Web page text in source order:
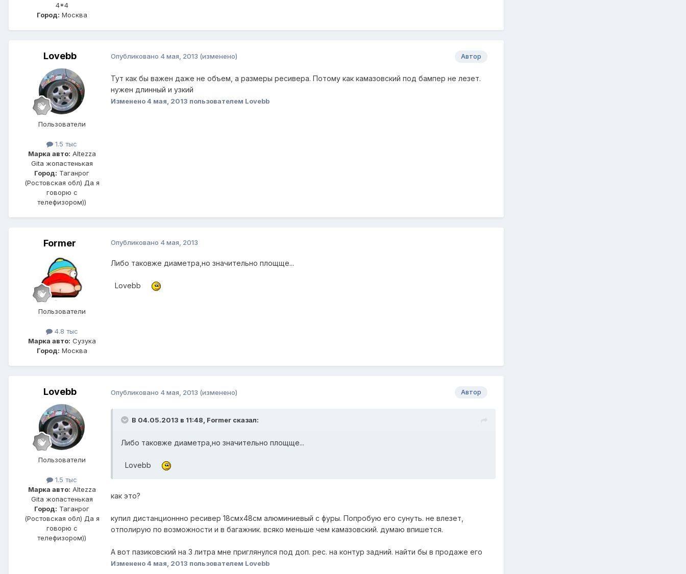
4*4
Город: Москва
Lovebb
Пользователи
1.5 тыс
Марка авто: Altezza
Gita жопастенькая
Город: Таганрог
(Ростовская обл) Да я
говорю с
телефизором))
Автор
Опубликовано 4 мая, 2013 (изменено)
Тут как бы важен даже не объем, а размеры ресивера. Потому как камазовский под бампер не лезет.
нужен длинный и узкий
Изменено4 мая, 2013 пользователем Lovebb
Former
Пользователи
4.8 тыс
Марка авто: Сузука
Город: Москва
Опубликовано 4 мая, 2013
Либо таковже диаметра,но значительно площще...
Lovebb
Lovebb
Пользователи
1.5 тыс
Марка авто: Altezza
Gita жопастенькая
Город: Таганрог
(Ростовская обл) Да я
говорю с
телефизором))
Автор
Опубликовано 4 мая, 2013 (изменено)
В 04.05.2013 в 11:48, Former сказал:
Либо таковже диаметра,но значительно площще...
Lovebb
как это?
купил дистанционнно ресивер 18смх48см алюминиевый с фуры. Попробую его сунуть. не влезет,
отполирую по возможности и в багажник. всяко меньше чем камазовский. думаю впишется.
А вот пазиковский на 3 литра мне приглянулся под доп. рес. на контур задний. найти бы в продаже его
Изменено4 мая, 2013 пользователем Lovebb